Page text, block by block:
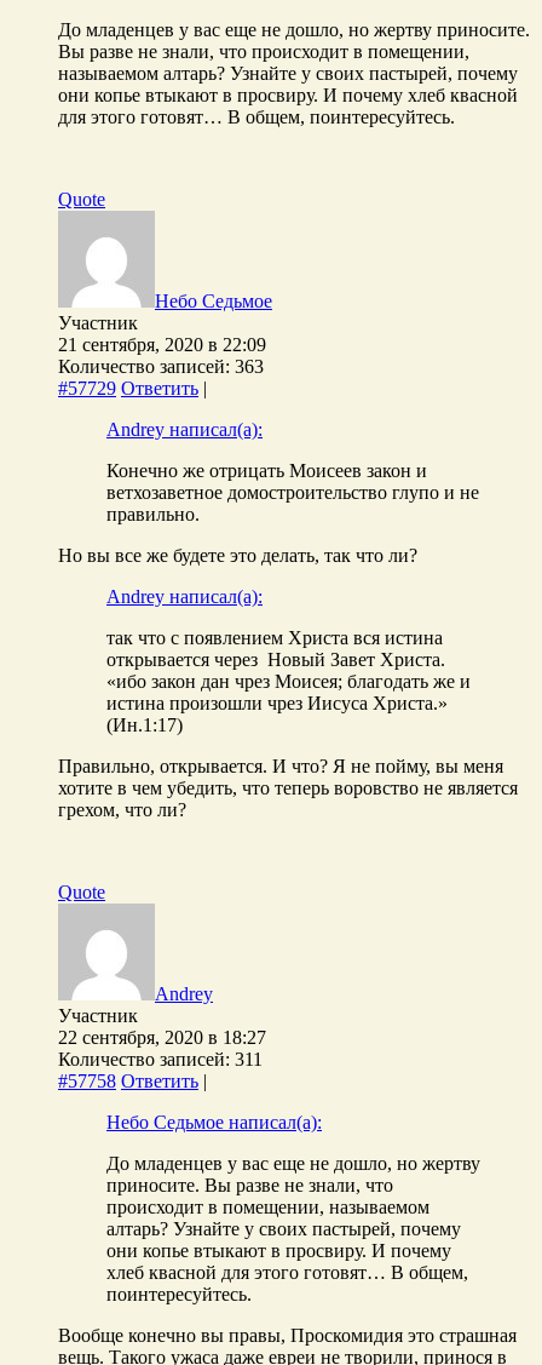
До младенцев у вас еще не дошло, но жертву приносите.
Вы разве не знали, что происходит в помещении,
называемом алтарь? Узнайте у своих пастырей, почему
они копье втыкают в просвиру. И почему хлеб квасной
для этого готовят… В общем, поинтересуйтесь.
Quote
Небо Седьмое
Участник
21 сентября, 2020 в 22:09
Количество записей: 363
#57729 Ответить |
Andrey написал(а):
Конечно же отрицать Моисеев закон и
ветхозаветное домостроительство глупо и не
правильно.
Но вы все же будете это делать, так что ли?
Andrey написал(а):
так что с появлением Христа вся истина
открывается через Новый Завет Христа.
«ибо закон дан чрез Моисея; благодать же и
истина произошли чрез Иисуса Христа.»
(Ин.1:17)
Правильно, открывается. И что? Я не пойму, вы меня
хотите в чем убедить, что теперь воровство не является
грехом, что ли?
Quote
Andrey
Участник
22 сентября, 2020 в 18:27
Количество записей: 311
#57758 Ответить |
Небо Седьмое написал(а):
До младенцев у вас еще не дошло, но жертву
приносите. Вы разве не знали, что
происходит в помещении, называемом
алтарь? Узнайте у своих пастырей, почему
они копье втыкают в просвиру. И почему
хлеб квасной для этого готовят… В общем,
поинтересуйтесь.
Вообще конечно вы правы, Проскомидия это страшная
вещь. Такого ужаса даже евреи не творили, принося в